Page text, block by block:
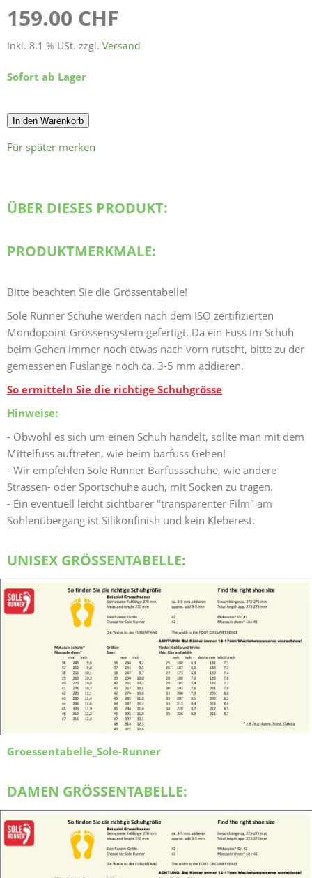
159.00 CHF
Inkl. 8.1 % USt. zzgl. Versand
Sofort ab Lager
In den Warenkorb
Für später merken
ÜBER DIESES PRODUKT:
PRODUKTMERKMALE:
Bitte beachten Sie die Grössentabelle!
Sole Runner Schuhe werden nach dem ISO zertifizierten
Mondopoint Grössensystem gefertigt. Da ein Fuss im Schuh
beim Gehen immer noch etwas nach vorn rutscht, bitte zu der
gemessenen Fuslänge noch ca. 3-5 mm addieren.
So ermitteln Sie die richtige Schuhgrösse
Hinweise:
- Obwohl es sich um einen Schuh handelt, sollte man mit dem
Mittelfuss auftreten, wie beim barfuss Gehen!
- Wir empfehlen Sole Runner Barfussschuhe, wie andere
Strassen- oder Sportschuhe auch, mit Socken zu tragen.
- Ein eventuell leicht sichtbarer "transparenter Film" am
Sohlenübergang ist Silikonfinish und kein Kleberest.
UNISEX GRÖSSENTABELLE:
Groessentabelle_Sole-Runner
DAMEN GRÖSSENTABELLE: